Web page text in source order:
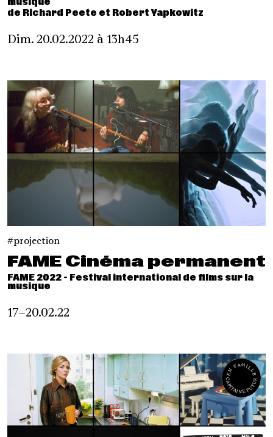
de Richard Peete et Robert Yapkowitz
Dim. 20.02.2022 à 13h45
projection
FAME Cinéma permanent
FAME 2022 - Festival international de films sur la
musique
17–20.02.22
EN FAMILLE
CAPITAINE FUTUR